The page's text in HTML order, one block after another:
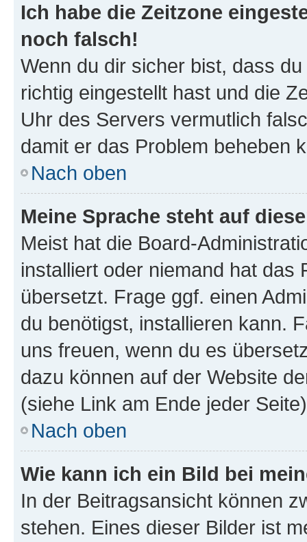
Ich habe die Zeitzone
noch falsch!
Wenn du dir sicher bist, dass
richtig eingestellt hast und die
Uhr des Servers vermutlich
damit er das Problem beheben
Nach oben
Meine Sprache steht auf
Meist hat die Board-
installiert oder niemand hat das
übersetzt. Frage ggf. einen
du benötigst, installieren kann.
uns freuen, wenn du es
dazu können auf der Website
(siehe Link am Ende jeder
Nach oben
Wie kann ich ein Bild bei
In der Beitragsansicht können
stehen. Eines dieser Bilder ist